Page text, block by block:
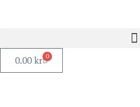
0.00 kr 0